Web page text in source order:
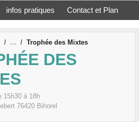
infos pratiques Contact et Plan
Trophée des Mixtes
DES
15h30 à 18h
76420 Bihorel